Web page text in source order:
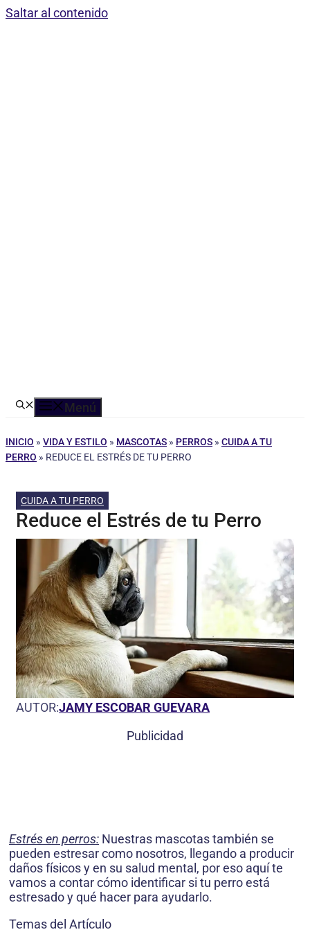
Saltar al contenido
Menú
INICIO » VIDA Y ESTILO » MASCOTAS » PERROS » CUIDA A TU
PERRO » REDUCE EL ESTRÉS DE TU PERRO
CUIDA A TU PERRO
Reduce el Estrés de tu Perro
AUTOR:JAMY ESCOBAR GUEVARA
Publicidad
Estrés en perros: Nuestras mascotas también se
pueden estresar como nosotros, llegando a producir
daños físicos y en su salud mental, por eso aquí te
vamos a contar cómo identificar si tu perro está
estresado y qué hacer para ayudarlo.
Temas del Artículo